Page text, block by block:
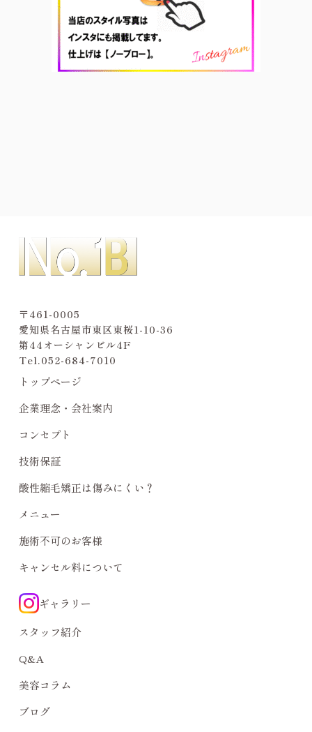
〒461-0005
愛知県名古屋市東区東桜1-10-36
第44オーシャンビル4F
Tel.052-684-7010
トップページ
企業理念・会社案内
コンセプト
技術保証
酸性縮毛矯正は傷みにくい？
メニュー
施術不可のお客様
キャンセル料について
ギャラリー
スタッフ紹介
Q&A
美容コラム
ブログ